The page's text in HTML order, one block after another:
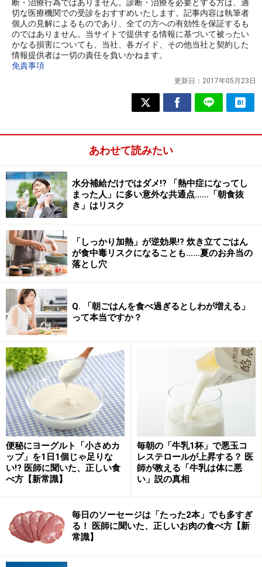
断・治療行為ではありません。診断・治療を必要とする方は、適
切な医療機関での受診をおすすめいたします。記事内容は執筆者
個人の見解によるものであり、全ての方への有効性を保証するも
のではありません。当サイトで提供する情報に基づいて被ったい
かなる損害についても、当社、各ガイド、その他当社と契約した
情報提供者は一切の責任を負いかねます。
免責事項
更新日： 2017年05月23日
あわせて読みたい
水分補給だけではダメ!? 「熱中症になってし
まった人」に多い意外な共通点……「朝食抜
き」はリスク
「しっかり加熱」が逆効果!? 炊き立てごはん
が食中毒リスクになることも……夏のお弁当の
落とし穴
Q. 「朝ごはんを食べ過ぎるとしわが増える」
って本当ですか？
便秘にヨーグルト「小さめカ
ップ」を1日1個じゃ足りな
い!? 医師に聞いた、正しい食
べ方【新常識】
毎朝の「牛乳1杯」で悪玉コ
レステロールが上昇する？ 医
師が教える「牛乳は体に悪
い」説の真相
毎日のソーセージは「たった2本」でも多すぎ
る！ 医師に聞いた、正しいお肉の食べ方【新
常識】